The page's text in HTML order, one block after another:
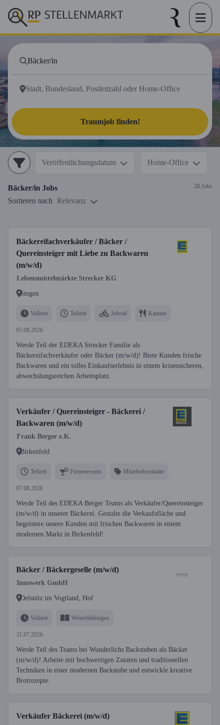
Traumjob finden!
Veröffentlichungsdatum Home-Office
Bäcker/in Jobs 28 Jobs
Sortieren nach Relevanz
Bäckereifachverkäufer / Bäcker /
Quereinsteiger mit Liebe zu Backwaren
(m/w/d)
Lebensmittelmärkte Strecker KG
Stegen
Vollzeit Teilzeit Jobrad Kantine
05.08.2026
Werde Teil der EDEKA Strecker Familie als
Bäckereifachverkäufer oder Bäcker (m/w/d)! Biete Kunden frische
Backwaren und ein tolles Einkaufserlebnis in einem krisensicheren,
abwechslungsreichen Arbeitsplatz.
Verkäufer / Quereinsteiger - Bäckerei /
Backwaren (m/w/d)
Frank Berger e.K.
Birkenfeld
Teilzeit Firmenevents Mitarbeiterrabatte
07.08.2026
Werde Teil des EDEKA Berger Teams als Verkäufer/Quereinsteiger
(m/w/d) in unserer Bäckerei. Gestalte die Verkaufsfläche und
begeistere unsere Kunden mit frischen Backwaren in einem
modernen Markt in Birkenfeld!
Bäcker / Bäckergeselle (m/w/d)
Innowerk GmbH
Oelsnitz im Vogtland, Hof
Vollzeit Weiterbildungen
31.07.2026
Werde Teil des Teams bei Wunderlichs Backstuben als Bäcker
(m/w/d)! Arbeite mit hochwertigen Zutaten und traditionellen
Techniken in einer modernen Backstube und entwickle kreative
Brotrezepte.
Verkäufer Bäckerei (m/w/d)